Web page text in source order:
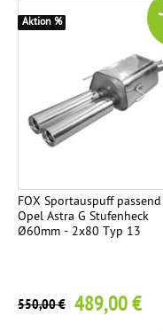
FOX Sportauspuff
Opel Astra G Stufenheck
Ø60mm - 2x80 Typ 13
550,00 € 489,00 €
Aktion %